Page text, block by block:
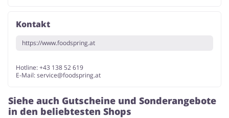
Kontakt
https://www.foodspring.at
Hotline: +43 138 52 619
E-Mail:service@foodspring.at
Siehe auch Gutscheine und Sonderangebote
in den beliebtesten Shops